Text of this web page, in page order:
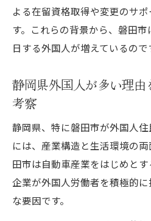
よる在留資格取得や変更のサ
す。これらの背景から、磐田
日する外国人が増えているので
静岡県外国人が多い理由
考察
静岡県、特に磐田市が外国人
には、産業構造と生活環境の
田市は自動車産業をはじめとす
企業が外国人労働者を積極的
な要因です。